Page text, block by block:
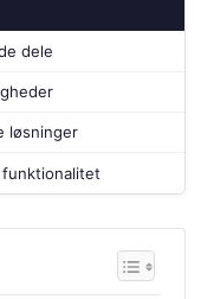
dele
løsninger